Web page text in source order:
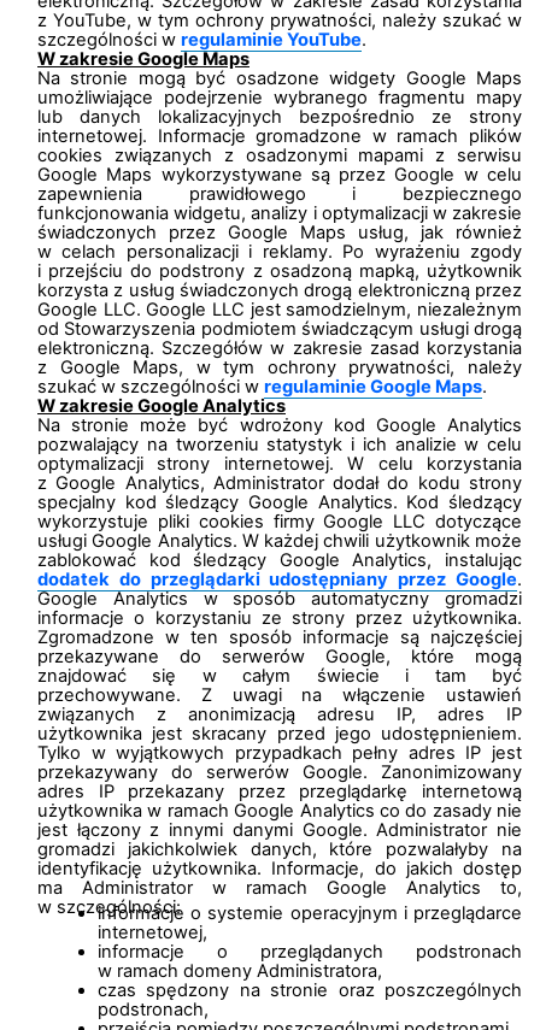
z YouTube, w tym ochrony prywatności, należy szukać w
szczególności w regulaminie YouTube.
W zakresie Google Maps
Na stronie mogą być osadzone widgety Google Maps
umożliwiające podejrzenie wybranego fragmentu mapy
lub danych lokalizacyjnych bezpośrednio ze strony
internetowej. Informacje gromadzone w ramach plików
cookies związanych z osadzonymi mapami z serwisu
Google Maps wykorzystywane są przez Google w celu
zapewnienia prawidłowego i bezpiecznego
funkcjonowania widgetu, analizy i optymalizacji w zakresie
świadczonych przez Google Maps usług, jak również
w celach personalizacji i reklamy. Po wyrażeniu zgody
i przejściu do podstrony z osadzoną mapką, użytkownik
korzysta z usług świadczonych drogą elektroniczną przez
Google LLC. Google LLC jest samodzielnym, niezależnym
od Stowarzyszenia podmiotem świadczącym usługi drogą
elektroniczną. Szczegółów w zakresie zasad korzystania
z Google Maps, w tym ochrony prywatności, należy
szukać w szczególności w regulaminie Google Maps.
W zakresie Google Analytics
Na stronie może być wdrożony kod Google Analytics
pozwalający na tworzeniu statystyk i ich analizie w celu
optymalizacji strony internetowej. W celu korzystania
z Google Analytics, Administrator dodał do kodu strony
specjalny kod śledzący Google Analytics. Kod śledzący
wykorzystuje pliki cookies firmy Google LLC dotyczące
usługi Google Analytics. W każdej chwili użytkownik może
zablokować kod śledzący Google Analytics, instalując
dodatek do przeglądarki udostępniany przez Google.
Google Analytics w sposób automatyczny gromadzi
informacje o korzystaniu ze strony przez użytkownika.
Zgromadzone w ten sposób informacje są najczęściej
przekazywane do serwerów Google, które mogą
znajdować się w całym świecie i tam być
przechowywane. Z uwagi na włączenie ustawień
związanych z anonimizacją adresu IP, adres IP
użytkownika jest skracany przed jego udostępnieniem.
Tylko w wyjątkowych przypadkach pełny adres IP jest
przekazywany do serwerów Google. Zanonimizowany
adres IP przekazany przez przeglądarkę internetową
użytkownika w ramach Google Analytics co do zasady nie
jest łączony z innymi danymi Google. Administrator nie
gromadzi jakichkolwiek danych, które pozwalałyby na
identyfikację użytkownika. Informacje, do jakich dostęp
ma Administrator w ramach Google Analytics to,
w szczególności:
informacje o systemie operacyjnym i przeglądarce
internetowej,
informacje o przeglądanych podstronach
w ramach domeny Administratora,
czas spędzony na stronie oraz poszczególnych
podstronach,